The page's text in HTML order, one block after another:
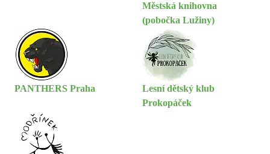
Městská knihovna
(pobočka Lužiny)
PANTHERS Praha
Lesní dětský klub
Prokopáček